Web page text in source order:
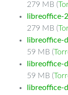
279 MB (
libreoffice-
279 MB (
libreoffice-
59 MB (
libreoffice-
59 MB (
libreoffice-